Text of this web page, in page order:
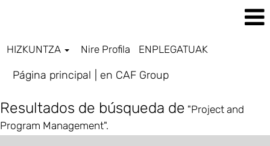
HIZKUNTZA Nire Profila ENPLEGATUAK
Página principal en CAF Group(página
Resultados de búsqueda de "Project and
Program Management".